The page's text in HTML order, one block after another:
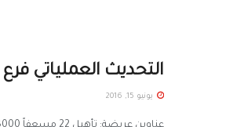
التحديث العملياتي فرع
يونيو 15, 2016